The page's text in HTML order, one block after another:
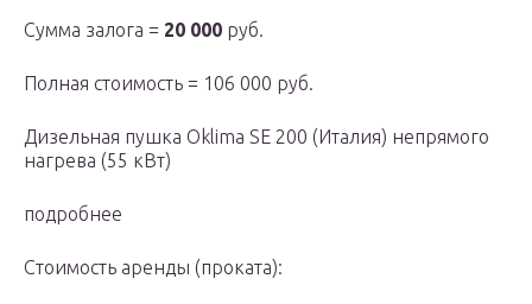
Сумма залога = 20 000 руб.
Полная стоимость = 106 000 руб.
Дизельная пушка Oklima SE 200 (Италия) непрямого
нагрева (55 кВт)
подробнее
Стоимость аренды (проката):